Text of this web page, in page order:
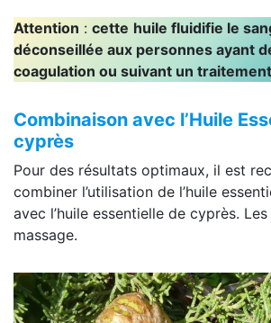
Attention : cette huile fluidifie le
déconseillée aux personnes ayant
coagulation ou suivant un
Combinaison avec l’Huile
cyprès
Pour des résultats optimaux, il est
combiner l’utilisation de l’huile
avec l’huile essentielle de cyprès.
massage.